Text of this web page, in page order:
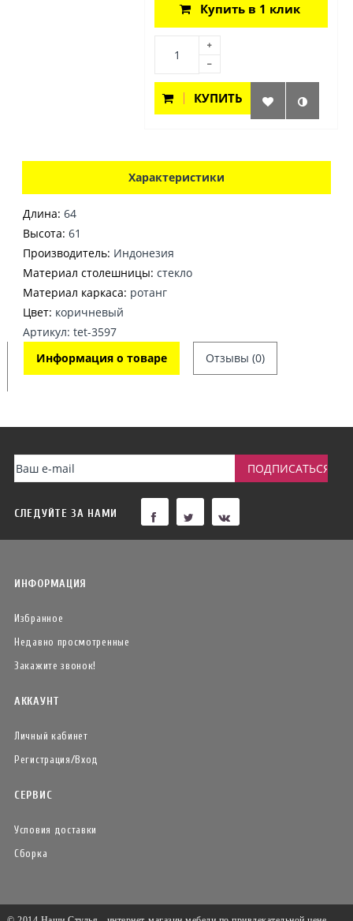
Купить в 1 клик
КУПИТЬ
Характеристики
Длина: 64
Высота: 61
Производитель: Индонезия
Материал столешницы: стекло
Материал каркаса: ротанг
Цвет: коричневый
Артикул: tet-3597
Информация о товаре
Отзывы (0)
СЛЕДУЙТЕ ЗА НАМИ
ИНФОРМАЦИЯ
Избранное
Недавно просмотренные
Закажите звонок!
АККАУНТ
Личный кабинет
Регистрация/Вход
СЕРВИС
Условия доставки
Сборка